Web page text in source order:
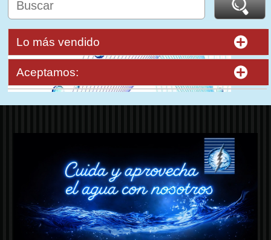
Lo más vendido
Aceptamos: